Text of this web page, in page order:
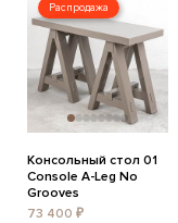
Распродажа
Консольный стол 01
Console A-Leg No
Grooves
73 400 ₽